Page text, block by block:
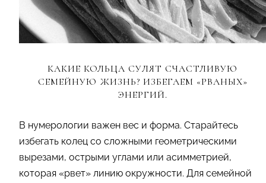
КАКИЕ КОЛЬЦА СУЛЯТ СЧАСТЛИВУЮ
СЕМЕЙНУЮ ЖИЗНЬ? ИЗБЕГАЕМ «РВАНЫХ»
ЭНЕРГИЙ.
В нумерологии важен вес и форма. Старайтесь
избегать колец со сложными геометрическими
вырезами, острыми углами или асимметрией,
которая «рвет» линию окружности. Для семейной